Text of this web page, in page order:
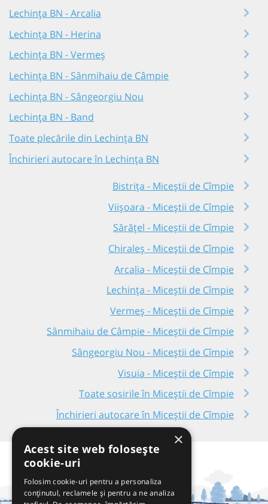
Lechința BN - Arcalia
Lechința BN - Herina
Lechința BN - Vermeș
Lechința BN - Sânmihaiu de Câmpie
Lechința BN - Sângeorgiu Nou
Lechința BN - Band
Toate plecările din Lechința BN
Închirieri autocare în Lechința BN
Bistrița - Miceștii de Cîmpie
Viișoara - Miceștii de Cîmpie
Sărățel - Miceștii de Cîmpie
Chiraleș - Miceștii de Cîmpie
Arcalia - Miceștii de Cîmpie
Lechința - Miceștii de Cîmpie
Vermeș - Miceștii de Cîmpie
Sânmihaiu de Câmpie - Miceștii de Cîmpie
Sângeorgiu Nou - Miceștii de Cîmpie
Visuia - Miceștii de Cîmpie
Toate sosirile în Miceștii de Cîmpie
Închirieri autocare în Miceștii de Cîmpie
×
Acest site web folosește
cookie-uri
Folosim cookie-uri pentru a personaliza
conținutul, reclamele și pentru a ne analiza